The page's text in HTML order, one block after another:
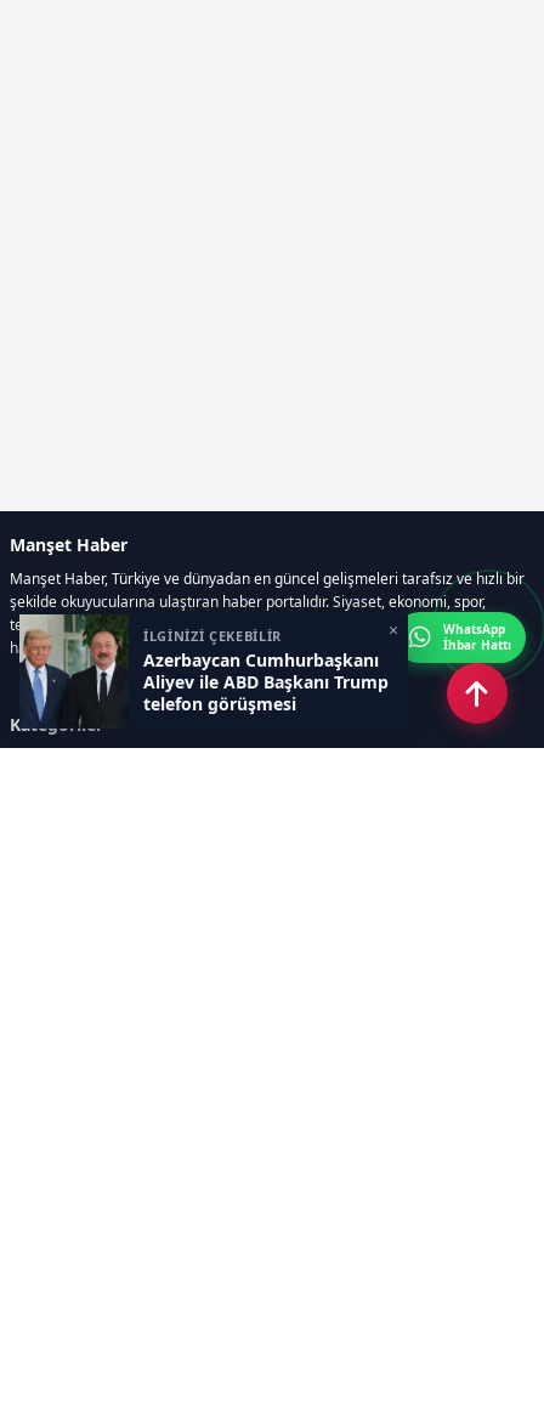
İLGİNİZİ ÇEKEBİLİR
Azerbaycan Cumhurbaşkanı
Aliyev ile ABD Başkanı Trump
telefon görüşmesi
×
Manşet Haber
Manşet Haber, Türkiye ve dünyadan en güncel gelişmeleri tarafsız ve hızlı bir
şekilde okuyucularına ulaştıran haber portalıdır. Siyaset, ekonomi, spor,
teknoloji, kültür-sanat ve yaşam kategorilerinde doğru, güvenilir ve anlık
haberler sunar.
Kategoriler
WhatsApp
İhbar Hattı